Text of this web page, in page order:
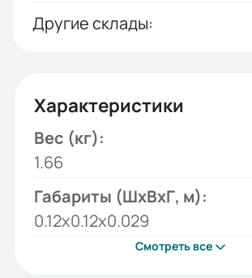
Другие склады:
Характеристики
Вес (кг):
1.66
Габариты (ШхВхГ, м):
0.12x0.12x0.029
Смотреть все